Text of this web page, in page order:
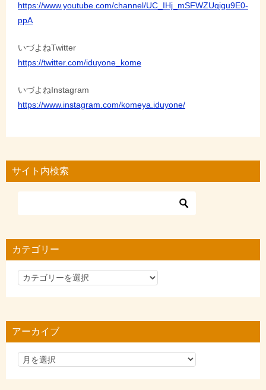
https://www.youtube.com/channel/UC_IHj_mSFWZUqigu9E0-
ppA
いづよねTwitter
https://twitter.com/iduyone_kome
いづよねInstagram
https://www.instagram.com/komeya.iduyone/
サイト内検索
カテゴリー
カ
リ
アーカイブ